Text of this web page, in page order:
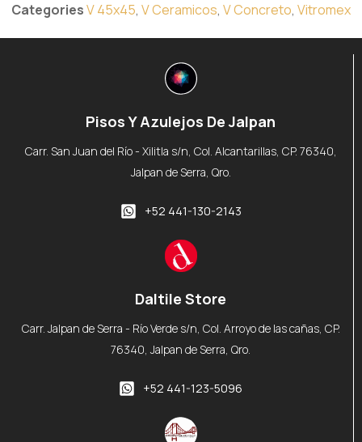
CategoriesV 45x45, V Ceramicos, V Concreto, Vitromex
Pisos Y Azulejos De Jalpan
Carr. San Juan del Río - Xilitla s/n, Col. Alcantarillas, CP. 76340,
Jalpan de Serra, Qro.
+52 441-130-2143
Daltile Store
Carr. Jalpan de Serra - Río Verde s/n, Col. Arroyo de las cañas, CP.
76340, Jalpan de Serra, Qro.
+52 441-123-5096